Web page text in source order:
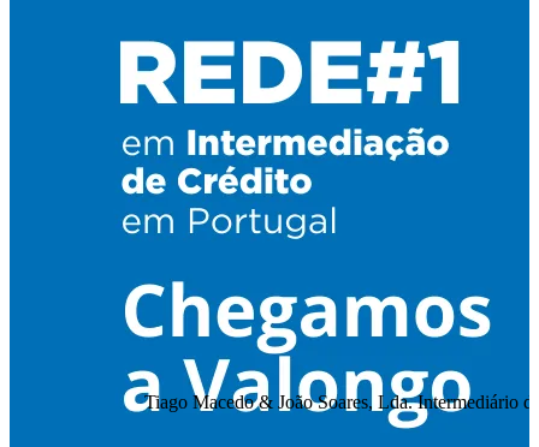
Tiago Macedo & João Soares, Lda. Intermediário